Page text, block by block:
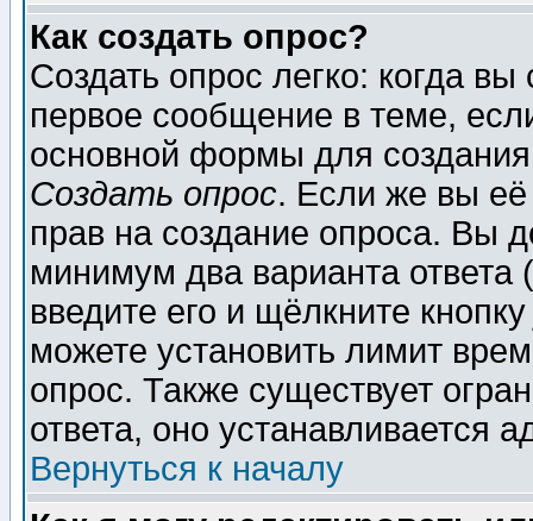
Как создать опрос?
Создать опрос легко: когда
первое сообщение в теме,
основной формы для
Создать опрос. Если же вы её
прав на создание опроса. Вы
минимум два варианта ответа
введите его и щёлкните
можете установить лимит
опрос. Также существует
ответа, оно устанавливается
Вернуться к началу